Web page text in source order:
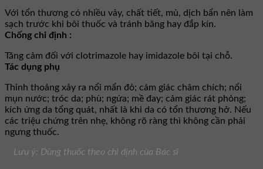
Với tổn thương có nhiều vảy, chất tiết, mủ, dịch bẩn nên làm
sạch trước khi bôi thuốc và tránh băng hay đắp kín.
Chống chỉ định :
Tăng cảm đối với clotrimazole hay imidazole bôi tại chỗ.
Tác dụng phụ
Thỉnh thoảng xảy ra nổi mẩn đỏ; cảm giác châm chích; nổi
mụn nước; tróc da; phù; ngứa; mề đay; cảm giác rát phỏng;
kích ứng da tổng quát, nhất là khi da có tổn thương hở. Nếu
các triệu chứng trên nhẹ, không rõ ràng thì không cần phải
ngưng thuốc.
Lưu ý: Dùng thuốc theo chỉ định của Bác sĩ